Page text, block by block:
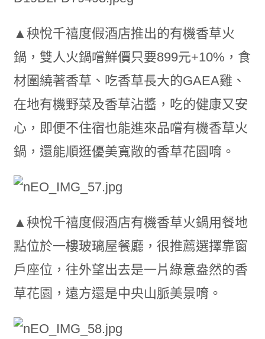
▲秧悅千禧度假酒店推出的有機香草火
鍋，雙人火鍋嚐鮮價只要899元+10%，食
材圍繞著香草、吃香草長大的GAEA雞、
在地有機野菜及香草沾醬，吃的健康又安
心，即便不住宿也能進來品嚐有機香草火
鍋，還能順逛優美寬敞的香草花園唷。
▲秧悅千禧度假酒店有機香草火鍋用餐地
點位於一樓玻璃屋餐廳，很推薦選擇靠窗
戶座位，往外望出去是一片綠意盎然的香
草花園，遠方還是中央山脈美景唷。